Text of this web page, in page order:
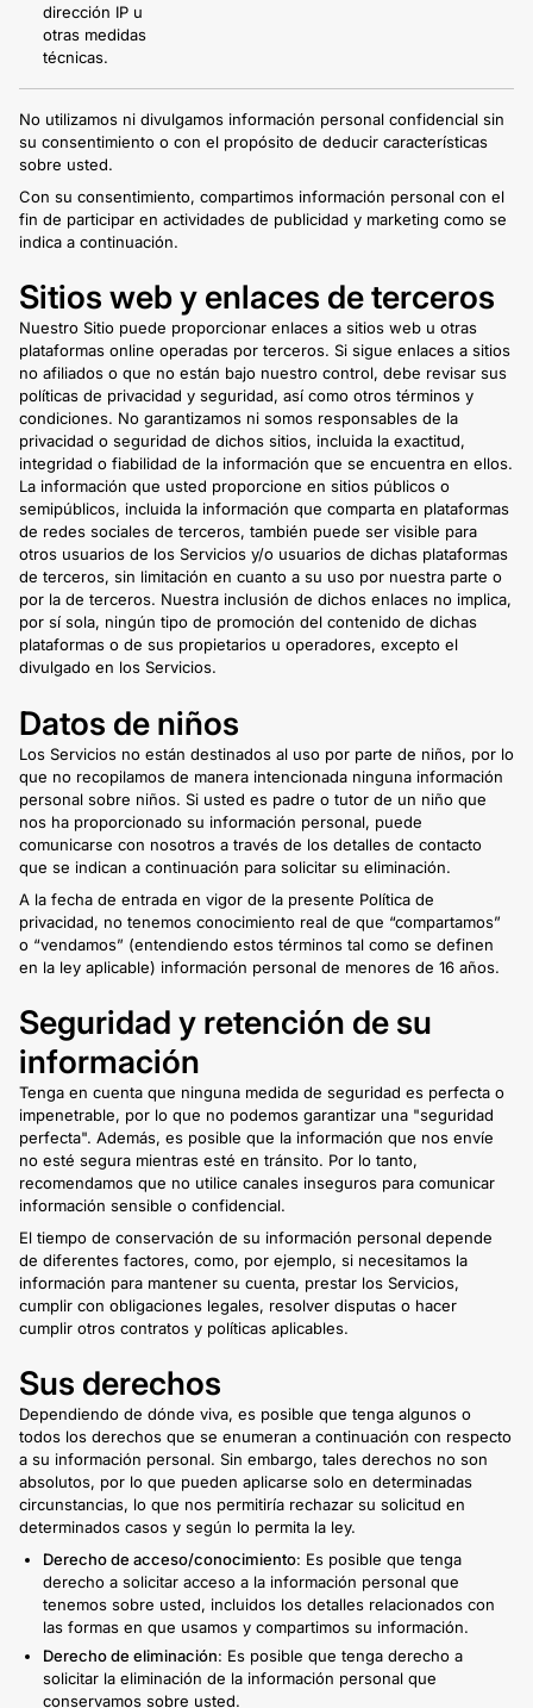
dirección IP u
otras medidas
técnicas.
No utilizamos ni divulgamos información personal confidencial sin
su consentimiento o con el propósito de deducir características
sobre usted.
Con su consentimiento, compartimos información personal con el
fin de participar en actividades de publicidad y marketing como se
indica a continuación.
Sitios web y enlaces de terceros
Nuestro Sitio puede proporcionar enlaces a sitios web u otras
plataformas online operadas por terceros. Si sigue enlaces a sitios
no afiliados o que no están bajo nuestro control, debe revisar sus
políticas de privacidad y seguridad, así como otros términos y
condiciones. No garantizamos ni somos responsables de la
privacidad o seguridad de dichos sitios, incluida la exactitud,
integridad o fiabilidad de la información que se encuentra en ellos.
La información que usted proporcione en sitios públicos o
semipúblicos, incluida la información que comparta en plataformas
de redes sociales de terceros, también puede ser visible para
otros usuarios de los Servicios y/o usuarios de dichas plataformas
de terceros, sin limitación en cuanto a su uso por nuestra parte o
por la de terceros. Nuestra inclusión de dichos enlaces no implica,
por sí sola, ningún tipo de promoción del contenido de dichas
plataformas o de sus propietarios u operadores, excepto el
divulgado en los Servicios.
Datos de niños
Los Servicios no están destinados al uso por parte de niños, por lo
que no recopilamos de manera intencionada ninguna información
personal sobre niños. Si usted es padre o tutor de un niño que
nos ha proporcionado su información personal, puede
comunicarse con nosotros a través de los detalles de contacto
que se indican a continuación para solicitar su eliminación.
A la fecha de entrada en vigor de la presente Política de
privacidad, no tenemos conocimiento real de que “compartamos”
o “vendamos” (entendiendo estos términos tal como se definen
en la ley aplicable) información personal de menores de 16 años.
Seguridad y retención de su
información
Tenga en cuenta que ninguna medida de seguridad es perfecta o
impenetrable, por lo que no podemos garantizar una "seguridad
perfecta". Además, es posible que la información que nos envíe
no esté segura mientras esté en tránsito. Por lo tanto,
recomendamos que no utilice canales inseguros para comunicar
información sensible o confidencial.
El tiempo de conservación de su información personal depende
de diferentes factores, como, por ejemplo, si necesitamos la
información para mantener su cuenta, prestar los Servicios,
cumplir con obligaciones legales, resolver disputas o hacer
cumplir otros contratos y políticas aplicables.
Sus derechos
Dependiendo de dónde viva, es posible que tenga algunos o
todos los derechos que se enumeran a continuación con respecto
a su información personal. Sin embargo, tales derechos no son
absolutos, por lo que pueden aplicarse solo en determinadas
circunstancias, lo que nos permitiría rechazar su solicitud en
determinados casos y según lo permita la ley.
Derecho de acceso/conocimiento: Es posible que tenga
derecho a solicitar acceso a la información personal que
tenemos sobre usted, incluidos los detalles relacionados con
las formas en que usamos y compartimos su información.
Derecho de eliminación: Es posible que tenga derecho a
solicitar la eliminación de la información personal que
conservamos sobre usted.